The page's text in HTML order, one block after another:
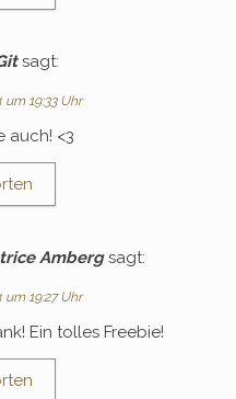
sagt:
um 19:33 Uhr
auch! <3
Amberg sagt:
um 19:27 Uhr
Ein tolles Freebie!